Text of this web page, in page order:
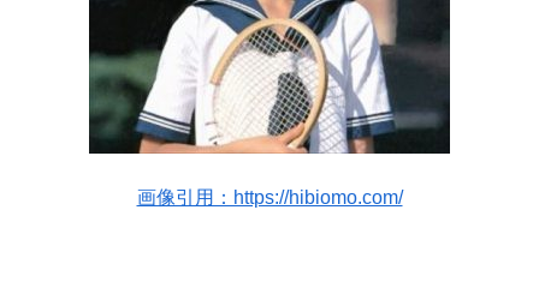
画像引用：https://hibiomo.com/